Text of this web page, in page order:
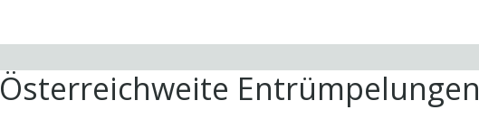
Österreichweite Entrümpelungen